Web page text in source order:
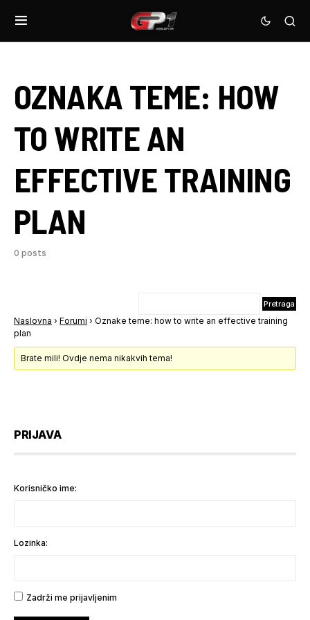
OZNAKA TEME: HOW
TO WRITE AN
EFFECTIVE TRAINING
PLAN
0 posts
Naslovna › Forumi › Oznake teme: how to write an effective training
plan
Brate mili! Ovdje nema nikakvih tema!
PRIJAVA
Korisničko ime:
Lozinka:
Zadrži me prijavljenim